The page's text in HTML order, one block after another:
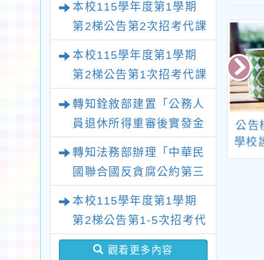
本校115學年度第1學期
第2梯公告第2次招考代課
鐘點教師甄選錄取公告
(採1次公告分次招考)
本校115學年度第1學期
第2梯公告第1次招考代課
轉知銓敘部建置「公務人
員退休所得重審後實發金
轉知法務部辦理「中華民
國聯合國反貪腐公約第三
本校115學年度第1學期
第2梯公告第1-5次招考代
課鐘點教師甄選簡章(採1
觀看更多內容
府差勤管理、
與所屬中央及
機關(構)公務
實施辦法等規
函轉教育部檢送「公
遣撫卹條例」（以下
簡稱退撫條例）第45
條第4項規定解釋令1
份
公告
學校